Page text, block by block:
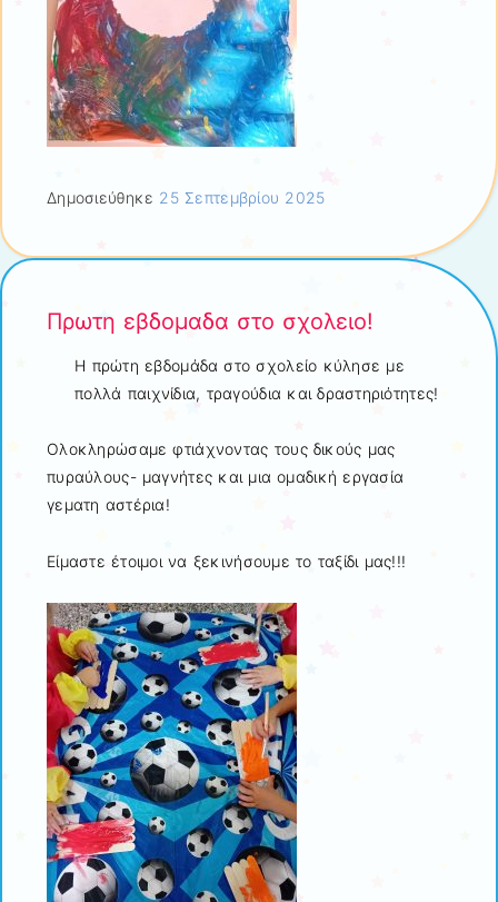
Δημοσιεύθηκε 25 Σεπτεμβρίου 2025
Πρωτη εβδομαδα στο σχολειο!
Η πρώτη εβδομάδα στο σχολείο κύλησε με
πολλά παιχνίδια, τραγούδια και δραστηριότητες!
Ολοκληρώσαμε φτιάχνοντας τους δικούς μας
πυραύλους- μαγνήτες και μια ομαδική εργασία
γεματη αστέρια!
Είμαστε έτοιμοι να ξεκινήσουμε το ταξίδι μας!!!